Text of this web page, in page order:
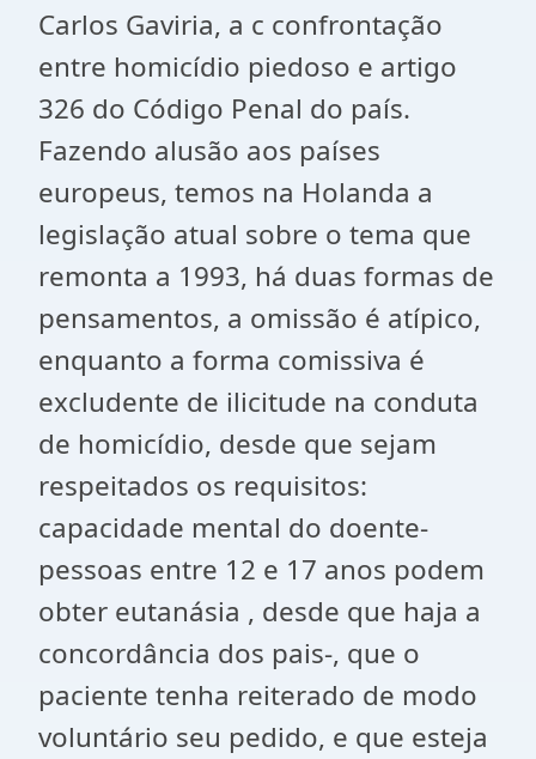
Carlos Gaviria, a c confrontação
entre homicídio piedoso e artigo
326 do Código Penal do país.
Fazendo alusão aos países
europeus, temos na Holanda a
legislação atual sobre o tema que
remonta a 1993, há duas formas de
pensamentos, a omissão é atípico,
enquanto a forma comissiva é
excludente de ilicitude na conduta
de homicídio, desde que sejam
respeitados os requisitos:
capacidade mental do doente-
pessoas entre 12 e 17 anos podem
obter eutanásia , desde que haja a
concordância dos pais-, que o
paciente tenha reiterado de modo
voluntário seu pedido, e que esteja